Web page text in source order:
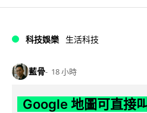
科技娛樂 生活科技
藍骨 18 小時
Google 地圖可直接